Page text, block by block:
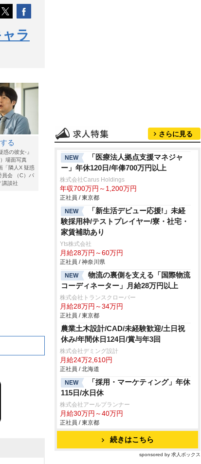
ラ
る
惑の彼女-』
場面写真
「隣人X 疑惑
員会 （C）パ
講談社
さらに見る
NEW
「医療法人拠点支援マネジャ
ー」年休120日/年俸700万円以上
株式会社Carus Holdings
年収700万円～1,200万円
正社員 / 東京都
NEW
「新生活デビュー応援!」未経
験採用枠/テストプレイヤー/寮・社宅・
家賃補助あり
Yts株式会社
月給28万円～60万円
正社員 / 神奈川県
NEW
物流の裏側を支える「国際物流
コーディネーター」月給28万円以上
株式会社トランスクローバー
月給28万円～34万円
正社員 / 東京都
農業土木設計/CAD/未経験歓迎/土日祝
休み/年間休日124日/賞与年3回
株式会社デミング設計
月給24万2,610円
正社員 / 北海道
NEW
「採用・マーケティング」年休
115日/水日休
株式会社アールプランナー
月給30万円～40万円
正社員 / 東京都
続きはこちら
sponsored by 求人ボックス